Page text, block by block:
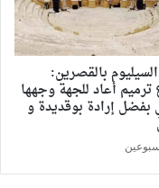
بالقصرين:
أعاد للجهة وجهها
بفضل إرادة بوقديدة و